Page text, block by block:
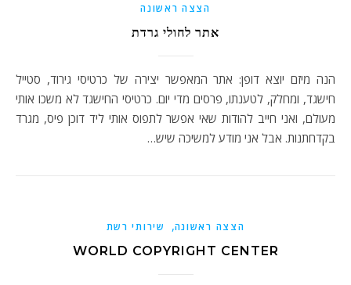
הצצה ראשונה
אתר לחולי גרדת
הנה מיזם יוצא דופן: אתר המאפשר יצירה של כרטיסי גירוד, סטייל
חישגד, ומחלק, לטענתו, פרסים מדי יום. כרטיסי החישגד לא משכו אותי
מעולם, ואני חייב להודות שאי אפשר לתפוס אותי ליד דוכן פיס, מגרד
בקדחתנות. אבל אני מודע למשיכה שיש…
הצצה ראשונה, שירותי רשת
WORLD COPYRIGHT CENTER